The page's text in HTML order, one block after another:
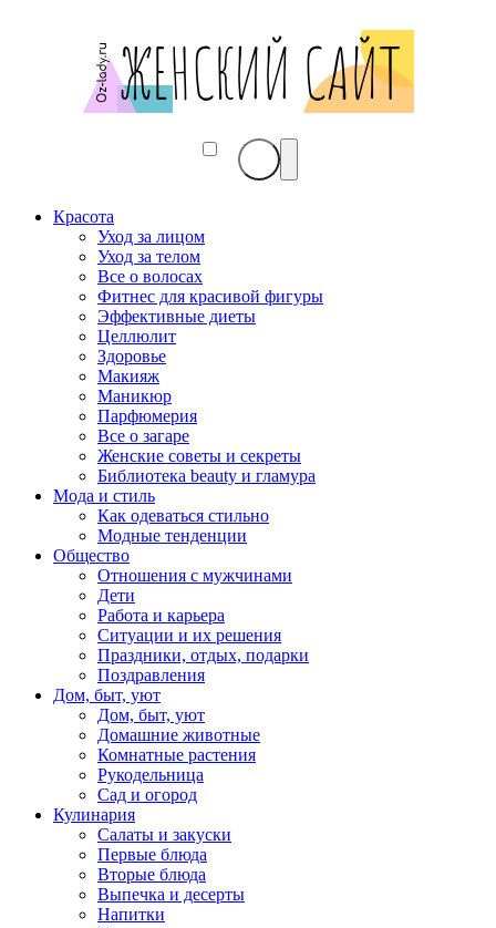
Красота
Уход за лицом
Уход за телом
Все о волосах
Фитнес для красивой фигуры
Эффективные диеты
Целлюлит
Здоровье
Макияж
Маникюр
Парфюмерия
Все о загаре
Женские советы и секреты
Библиотека beauty и гламура
Мода и стиль
Как одеваться стильно
Модные тенденции
Общество
Отношения с мужчинами
Дети
Работа и карьера
Ситуации и их решения
Праздники, отдых, подарки
Поздравления
Дом, быт, уют
Дом, быт, уют
Домашние животные
Комнатные растения
Рукодельница
Сад и огород
Кулинария
Салаты и закуски
Первые блюда
Вторые блюда
Выпечка и десерты
Напитки